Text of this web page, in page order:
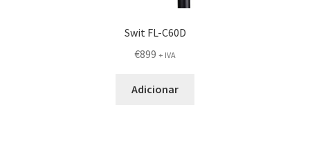
Swit FL-C60D
€899 + IVA
Adicionar